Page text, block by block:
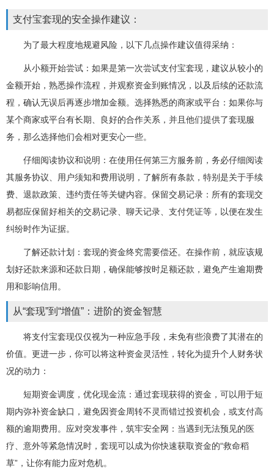
支付宝套现的安全操作建议：
为了最大程度地规避风险，以下几点操作建议值得采纳：
从小额开始尝试：如果是第一次尝试支付宝套现，建议从较小的
金额开始，熟悉操作流程，并观察资金到账情况，以及后续的还款流
程，确认无误后再逐步增加金额。选择熟悉的商家或平台：如果你与
某个商家或平台有长期、良好的合作关系，并且他们提供了套现服
务，那么选择他们会相对更安心一些。
仔细阅读协议和说明：在使用任何第三方服务前，务必仔细阅读
其服务协议、用户须知和费用说明，了解所有条款，特别是关于手续
费、退款政策、违约责任等关键内容。保留交易记录：所有的套现交
易都应保留好相关的交易记录、聊天记录、支付凭证等，以便在发生
纠纷时作为证据。
了解还款计划：套现的资金终究需要偿还。在操作前，就应该规
划好还款来源和还款日期，确保能够按时足额还款，避免产生逾期费
用和影响信用。
从“套现”到“增值”：进阶的资金智慧
将支付宝套现仅仅视为一种应急手段，未免有些浪费了其潜在的
价值。更进一步，你可以将这种资金灵活性，转化为提升个人财务状
况的动力：
短期资金调度，优化现金流：通过套现获得的资金，可以用于短
期内弥补资金缺口，避免因资金周转不灵而错过投资机会，或支付高
额的逾期费用。应对突发事件，筑牢安全网：当遇到无法预见的医
疗、意外等紧急情况时，套现可以成为你快速获取资金的“救命稻
草”，让你有能力应对危机。